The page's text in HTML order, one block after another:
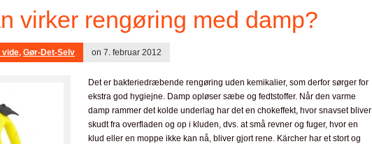
virker rengøring med damp?
vide, Gør-Det-Selv on 7. februar 2012
Det er bakteriedræbende rengøring uden kemikalier, som derfor sørger for
ekstra god hygiejne. Damp opløser sæbe og fedtstoffer. Når den varme
damp rammer det kolde underlag har det en chokeffekt, hvor snavset bliver
skudt fra overfladen og op i kluden, dvs. at små revner og fuger, hvor en
klud eller en moppe ikke kan nå, bliver gjort rene. Kärcher har et stort og